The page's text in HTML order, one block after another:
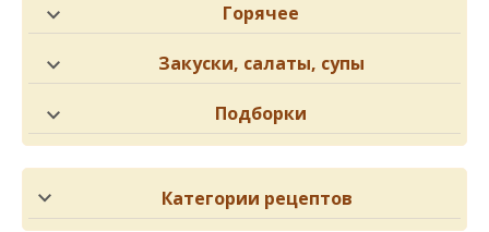
Горячее
Закуски, салаты, супы
Подборки
Категории рецептов